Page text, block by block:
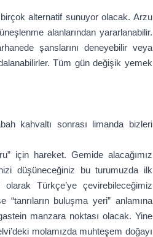
alternatif sunuyor olacak. Arzu
alanlarından yararlanabilir.
şanslarını deneyebilir veya
Tüm gün değişik yemek
kahvaltı sonrası limanda bizleri
için hareket. Gemide alacağımız
düşüneceğiniz bu turumuzda ilk
Türkçe’ye çevirebileceğimiz
buluşma yeri” anlamına
manzara noktası olacak. Yine
molamızda muhteşem doğayı